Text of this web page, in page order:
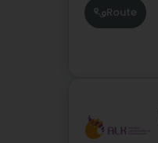
Route